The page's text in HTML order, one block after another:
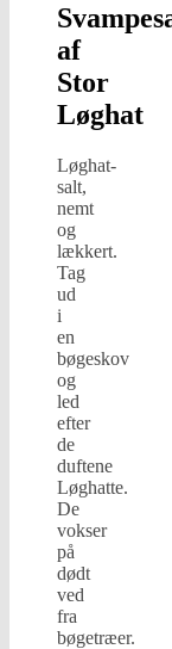
af
Stor
Løghat
Løghat-
salt,
nemt
og
lækkert.
Tag
ud
i
en
bøgeskov
og
led
efter
de
duftene
Løghatte.
De
vokser
på
dødt
ved
fra
bøgetræer.